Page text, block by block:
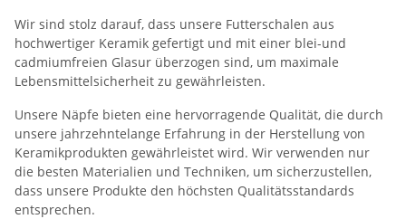
Wir sind stolz darauf, dass unsere Futterschalen aus
hochwertiger Keramik gefertigt und mit einer blei-und
cadmiumfreien Glasur überzogen sind, um maximale
Lebensmittelsicherheit zu gewährleisten.
Unsere Näpfe bieten eine hervorragende Qualität, die durch
unsere jahrzehntelange Erfahrung in der Herstellung von
Keramikprodukten gewährleistet wird. Wir verwenden nur
die besten Materialien und Techniken, um sicherzustellen,
dass unsere Produkte den höchsten Qualitätsstandards
entsprechen.